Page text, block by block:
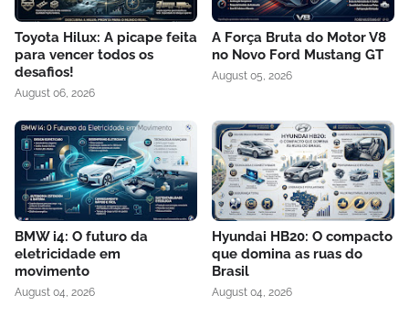
Toyota Hilux: A picape feita
para vencer todos os
desafios!
August 06, 2026
A Força Bruta do Motor V8
no Novo Ford Mustang GT
August 05, 2026
BMW i4: O futuro da
eletricidade em
movimento
August 04, 2026
Hyundai HB20: O compacto
que domina as ruas do
Brasil
August 04, 2026